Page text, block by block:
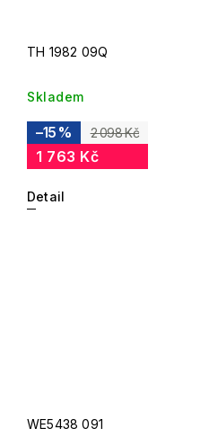
TH 1982 09Q
Skladem
2 098 Kč
–15 %
1 763 Kč
Detail
WE5438 091